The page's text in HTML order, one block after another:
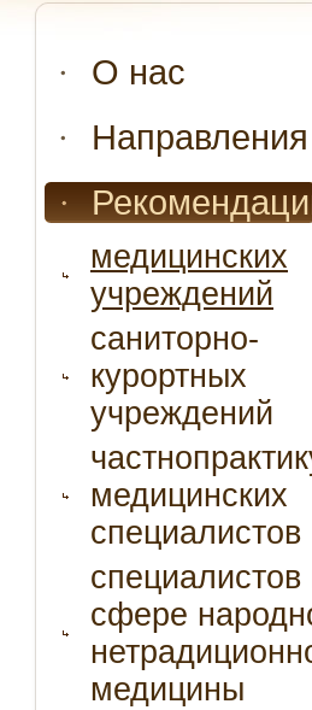
О нас
Направления
медицинских
учреждений
саниторно-
курортных
учреждений
медицинских
специалистов
специалистов
сфере
медицины